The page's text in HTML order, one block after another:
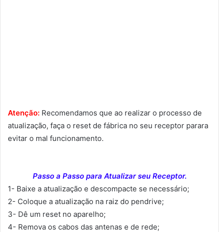
Atenção: Recomendamos que ao realizar o processo de
atualização, faça o reset de fábrica no seu receptor parara
evitar o mal funcionamento.
Passo a Passo para Atualizar seu Receptor.
1- Baixe a atualização e descompacte se necessário;
2- Coloque a atualização na raiz do pendrive;
3- Dê um reset no aparelho;
4- Remova os cabos das antenas e de rede;